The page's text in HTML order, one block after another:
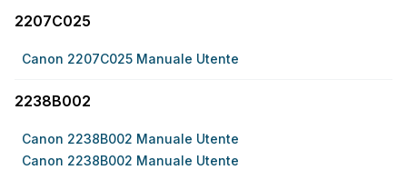
2207C025
Canon 2207C025 Manuale Utente
2238B002
Canon 2238B002 Manuale Utente
Canon 2238B002 Manuale Utente